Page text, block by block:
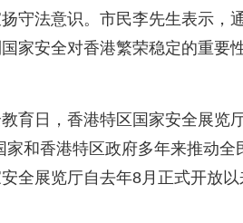
守法意识。市民李先生表示，
家安全对香港繁荣稳定的重要性
育日，香港特区国家安全展览
家和香港特区政府多年来推动
全展览厅自去年8月正式开放以